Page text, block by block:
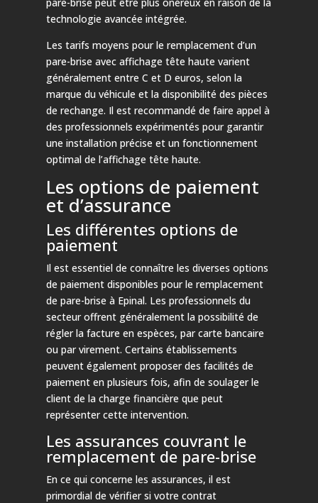
technologie avancée intégrée.
Les tarifs moyens pour le remplacement d’un
pare-brise avec affichage tête haute varient
généralement entre C et D euros, selon la
marque du véhicule et la disponibilité des pièces
de rechange. Il est recommandé de faire appel à
des professionnels expérimentés pour garantir
une installation précise et un fonctionnement
optimal de l’affichage tête haute.
Les options de paiement
et d’assurance
Les différentes options de
paiement
Il est essentiel de connaître les diverses options
de paiement disponibles pour le remplacement
de pare-brise à Epinal. Les professionnels du
secteur offrent généralement la possibilité de
régler la facture en espèces, par carte bancaire
ou par virement. Certains établissements
peuvent également proposer des facilités de
paiement en plusieurs fois, afin de soulager le
client de la charge financière que peut
représenter cette intervention.
Les assurances couvrant le
remplacement de pare-brise
En ce qui concerne les assurances, il est
primordial de vérifier si votre contrat